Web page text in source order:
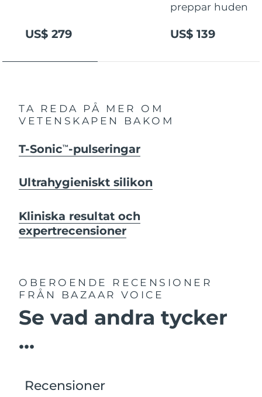
US$ 279
preppar huden
US$ 139
TA REDA PÅ MER OM
VETENSKAPEN BAKOM
T-SonicTM -pulseringar
Ultrahygieniskt silikon
Kliniska resultat och
expertrecensioner
OBEROENDE RECENSIONER
FRÅN BAZAAR VOICE
Se vad andra tycker
...